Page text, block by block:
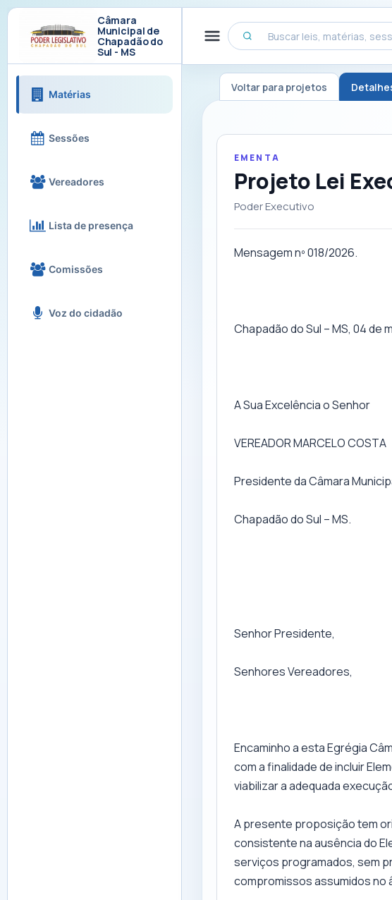
Câmara
Municipal de
Chapadão do
Sul - MS
Matérias
Sessões
Vereadores
Lista de presença
Comissões
Voz do cidadão
Voltar para projetos
EMENTA
Projeto Lei
Poder Executivo
Mensagem nº 018/2026.
Chapadão do Sul – MS, 04 de
A Sua Excelência o Senhor
VEREADOR MARCELO COSTA
Presidente da Câmara
Chapadão do Sul – MS.
Senhor Presidente,
Senhores Vereadores,
Encaminho a esta Egrégia
com a finalidade de incluir
viabilizar a adequada
A presente proposição tem
consistente na ausência do
serviços programados, sem
compromissos assumidos no